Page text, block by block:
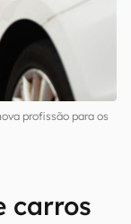
profissão para os
carros